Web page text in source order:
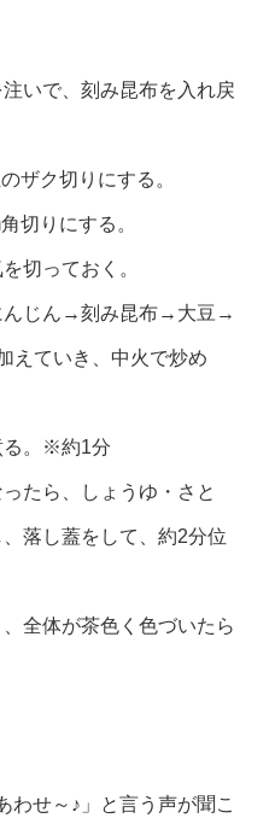
いで、刻み昆布を入れ戻
ザク切りにする。
切りにする。
切っておく。
んじん→刻み昆布→大豆→
えていき、中火で炒め
る。※約1分
たら、しょうゆ・さと
落し蓋をして、約2分位
全体が茶色く色づいたら
せ～♪」と言う声が聞こ